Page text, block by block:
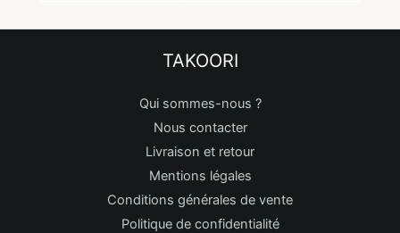
TAKOORI
Qui sommes-nous ?
Nous contacter
Livraison et retour
Mentions légales
Conditions générales de vente
Politique de confidentialité